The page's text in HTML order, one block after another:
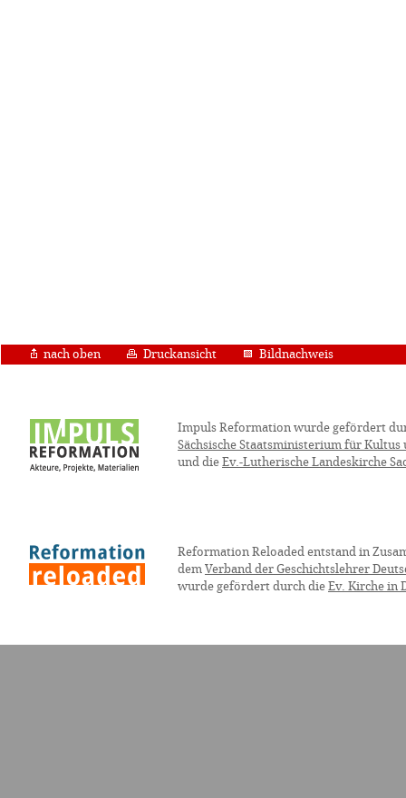
nach oben Druckansicht Bildnachweis
Impuls Reformation wurde gefördert
Sächsische Staatsministerium für Kultus
und die Ev.-Lutherische Landeskirche
Reformation Reloaded entstand in
dem Verband der Geschichtslehrer
wurde gefördert durch die Ev. Kirche in